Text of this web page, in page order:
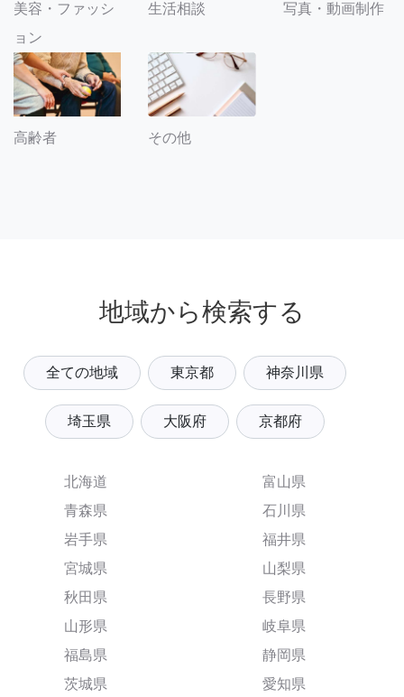
美容・ファッシ
ョン
生活相談 写真・動画制作
高齢者 その他
地域から検索する
全ての地域 東京都 神奈川県
埼玉県 大阪府 京都府
北海道
青森県
岩手県
宮城県
秋田県
山形県
福島県
茨城県
富山県
石川県
福井県
山梨県
長野県
岐阜県
静岡県
愛知県